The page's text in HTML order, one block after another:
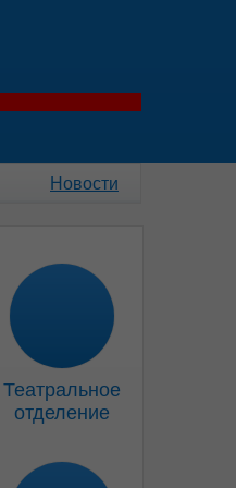
Новости
Театральное
отделение